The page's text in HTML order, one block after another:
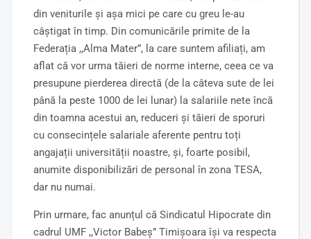
din veniturile și așa mici pe care cu greu le-au
câștigat în timp. Din comunicările primite de la
Federația ,,Alma Mater”, la care suntem afiliați, am
aflat că vor urma tăieri de norme interne, ceea ce va
presupune pierderea directă (de la câteva sute de lei
până la peste 1000 de lei lunar) la salariile nete încă
din toamna acestui an, reduceri și tăieri de sporuri
cu consecințele salariale aferente pentru toți
angajații universității noastre, și, foarte posibil,
anumite disponibilizări de personal în zona TESA,
dar nu numai.
Prin urmare, fac anunțul că Sindicatul Hipocrate din
cadrul UMF ,,Victor Babeș” Timișoara își va respecta